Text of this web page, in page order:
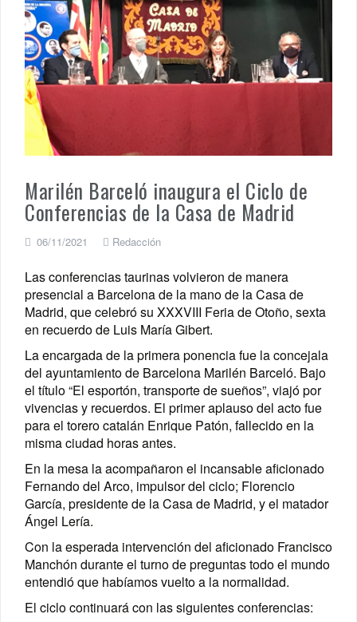
Marilén Barceló inaugura el Ciclo de
Conferencias de la Casa de Madrid
06/11/2021 Redacción
Las conferencias taurinas volvieron de manera
presencial a Barcelona de la mano de la Casa de
Madrid, que celebró su XXXVIII Feria de Otoño, sexta
en recuerdo de Luis María Gibert.
La encargada de la primera ponencia fue la concejala
del ayuntamiento de Barcelona Marilén Barceló. Bajo
el título “El esportón, transporte de sueños”, viajó por
vivencias y recuerdos. El primer aplauso del acto fue
para el torero catalán Enrique Patón, fallecido en la
misma ciudad horas antes.
En la mesa la acompañaron el incansable aficionado
Fernando del Arco, impulsor del ciclo; Florencio
García, presidente de la Casa de Madrid, y el matador
Ángel Lería.
Con la esperada intervención del aficionado Francisco
Manchón durante el turno de preguntas todo el mundo
entendió que habíamos vuelto a la normalidad.
El ciclo continuará con las siguientes conferencias: